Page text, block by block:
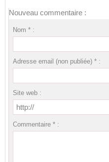
Nouveau commentaire :
Nom * :
Adresse email (non publiée) * :
Site web :
Commentaire * :